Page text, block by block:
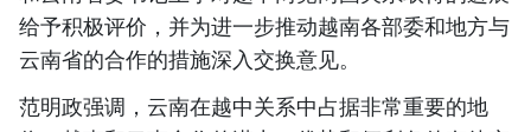
给予积极评价，并为进一步推动越南各部委和地方与
云南省的合作的措施深入交换意见。
范明政强调，云南在越中关系中占据非常重要的地